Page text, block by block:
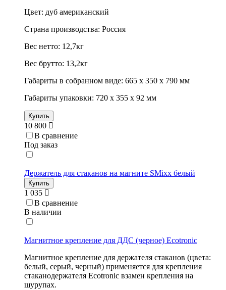
Цвет: дуб американский
Страна производства: Россия
Вес нетто: 12,7кг
Вес брутто: 13,2кг
Габариты в собранном виде: 665 х 350 х 790 мм
Габариты упаковки: 720 х 355 х 92 мм
Купить
10 800
В сравнение
Под заказ
Держатель для стаканов на магните SMixx белый
Купить
1 035
В сравнение
В наличии
Магнитное крепление для ДДС (черное) Ecotronic
Магнитное крепление для держателя стаканов (цвета:
белый, серый, черный) применяется для крепления
стаканодержателя Ecotronic взамен крепления на
шурупах.